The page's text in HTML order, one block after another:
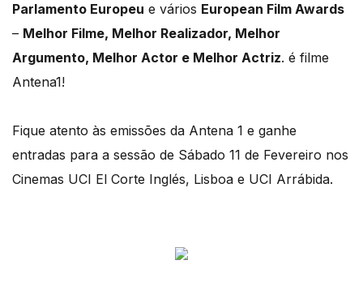
Parlamento Europeu e vários European Film Awards
– Melhor Filme, Melhor Realizador, Melhor
Argumento, Melhor Actor e Melhor Actriz. é filme
Antena1!
Fique atento às emissões da Antena 1 e ganhe
entradas para a sessão de Sábado 11 de Fevereiro nos
Cinemas UCI El Corte Inglés, Lisboa e UCI Arrábida.